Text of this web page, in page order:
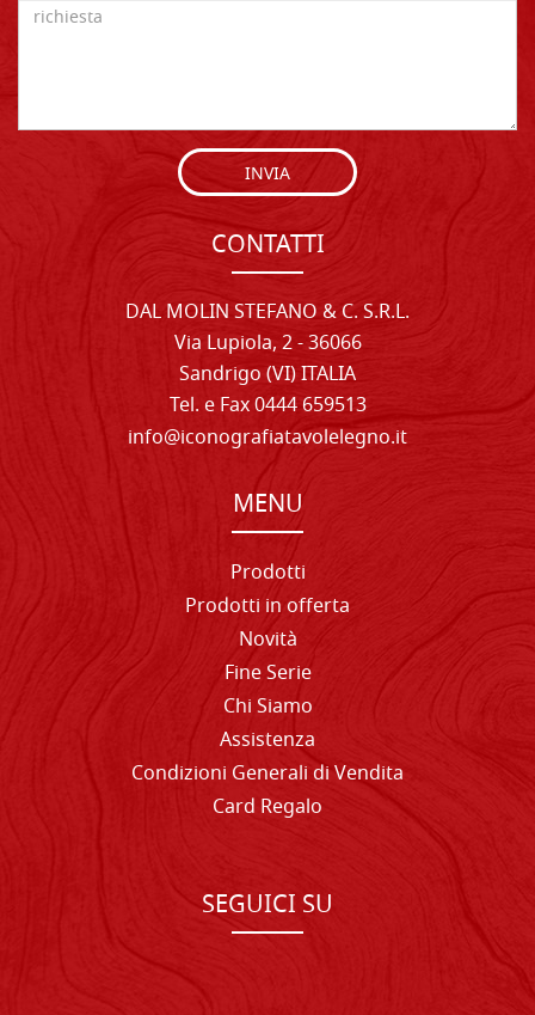
INVIA
CONTATTI
DAL MOLIN STEFANO & C. S.R.L.
Via Lupiola, 2 - 36066
Sandrigo (VI) ITALIA
Tel. e Fax 0444 659513
info@iconografiatavolelegno.it
MENU
Prodotti
Prodotti in offerta
Novità
Fine Serie
Chi Siamo
Assistenza
Condizioni Generali di Vendita
Card Regalo
SEGUICI SU